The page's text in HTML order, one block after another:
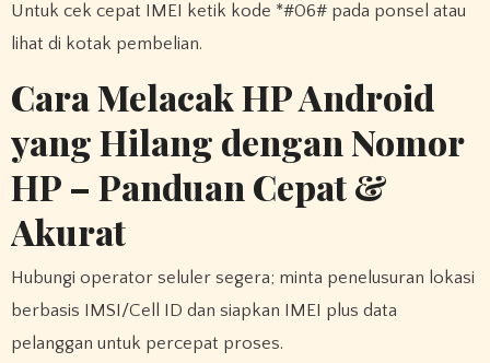
Untuk cek cepat IMEI ketik kode *#06# pada ponsel atau
lihat di kotak pembelian.
Cara Melacak HP Android
yang Hilang dengan Nomor
HP – Panduan Cepat &
Akurat
Hubungi operator seluler segera; minta penelusuran lokasi
berbasis IMSI/Cell ID dan siapkan IMEI plus data
pelanggan untuk percepat proses.